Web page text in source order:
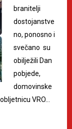
branitelji
dostojanstve
no, ponosno i
svečano su
obilježili Dan
pobjede,
domovinske
VRO…